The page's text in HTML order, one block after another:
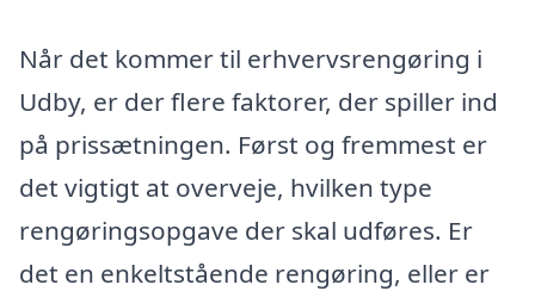
Når det kommer til erhvervsrengøring i
Udby, er der flere faktorer, der spiller ind
på prissætningen. Først og fremmest er
det vigtigt at overveje, hvilken type
rengøringsopgave der skal udføres. Er
det en enkeltstående rengøring, eller er